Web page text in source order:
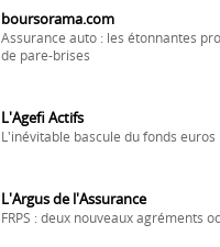
boursorama.com
Assurance auto : les étonnantes
de pare-brises
L'Agefi Actifs
L'inévitable bascule du fonds euros
L'Argus de l'Assurance
FRPS : deux nouveaux agréments